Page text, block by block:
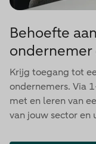
Behoefte
ondernemer
Krijg toegang tot
ondernemers. Via
met en leren van
van jouw sector en